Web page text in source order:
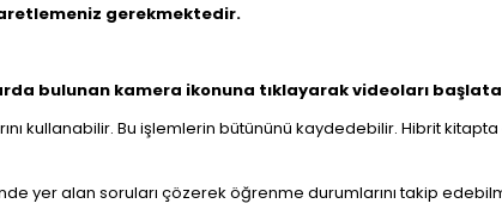
gerekmektedir.
bulunan kamera ikonuna tıklayarak videoları
kullanabilir. Bu işlemlerin bütününü kaydedebilir. Hibrit
yer alan soruları çözerek öğrenme durumlarını takip